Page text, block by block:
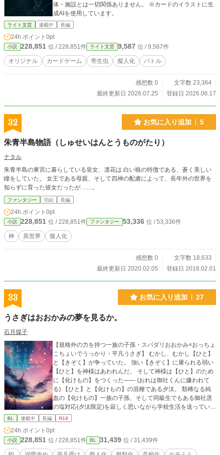
体・施設とは一切関係ありません。 ※カードのイラストに生
成AIを使用しています。
ライト文芸 連載中 長編
24h.ポイント 0pt
小説 228,851 位 / 228,851件 ライト文芸 9,587 位 / 9,587件
オリジナル カードゲーム 寄生虫 擬人化 バトル
感想数 0
文字数 23,364
最終更新日 2026.07.25
登録日 2026.06.17
32 お気に入り追加 5
朱青半島物語（しゅせいはんとうものがたり）
ナタル
朱青半島の東宮に暮らしている皇女、凛花は 白い狼の特徴である、蒼く美しい
瞳をしていた。 女王である母親、そして四神の配慮によって、長年外の世界を
知らずに育った彼女だったが……。
ファンタジー 完結 長編
24h.ポイント 0pt
小説 228,851 位 / 228,851件 ファンタジー 53,336 位 / 53,336件
神 異世界 擬人化
感想数 0
文字数 18,633
最終更新日 2020.02.05
登録日 2018.02.01
33 お気に入り追加 27
うさぎはおおかみの夢を見るか。
石月煤子
【規格外の力を持つ一族の子孫・スパダリおおかみ×おっちょ
こちょいでうっかり・平凡うさぎ】 むかし、むかし【ひと】
と【きぞく】が争っていた。 強い【きぞく】に屠られる弱い
【ひと】を神様はあわれんだ。 そして神様は【ひと】のため
に【化けもの】をつくった―― (おれは御社くんに嫌われて
る) 【ひと】と【化けもの】の混種である夕汰。 類稀なる純
血の【化けもの】一族の子孫、そして同級生でもある御社丞
の塩対応(夕汰限定)を寂しく思いながら学校生活を送っていた
のだが……。 「……誰だ……」 「まさか、ひょっとして……
とのエンカウントにより、二人の関係は大きく変化してい
く。 「神渡島の守り神。前に夕汰がそう言った。俺は夕汰を
守れたらそれでいい」 ■表紙は【てんぱる1様pixiv:id251328
BL 連載中 長編 R18
24h.ポイント 0pt
小説 228,851 位 / 228,851件 BL 31,439 位 / 31,439件